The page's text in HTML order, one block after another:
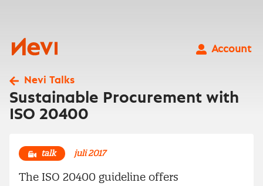
Nevi
Account
Nevi Talks
Sustainable Procurement with
ISO 20400
talk juli 2017
The ISO 20400 guideline offers